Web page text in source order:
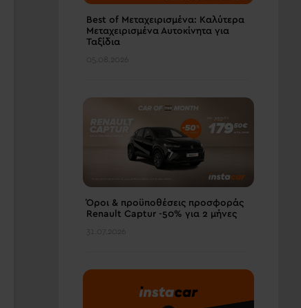
Best of Μεταχειρισμένα: Καλύτερα
Μεταχειρισμένα Αυτοκίνητα για
Ταξίδια
05.08.2026
Όροι & προϋποθέσεις πρoσφοράς
Renault Captur -50% για 2 μήνες
31.07.2026